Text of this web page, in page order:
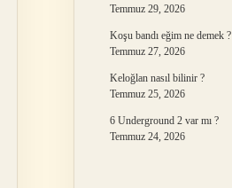
Temmuz 29, 2026
Koşu bandı eğim ne demek ?
Temmuz 27, 2026
Keloğlan nasıl bilinir ?
Temmuz 25, 2026
6 Underground 2 var mı ?
Temmuz 24, 2026